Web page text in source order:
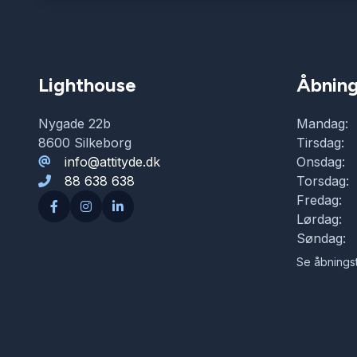
Lighthouse
Nygade 22b
8600 Silkeborg
info@attityde.dk
88 638 638
Mandag:
Tirsdag:
Onsdag:
Torsdag:
Fredag:
Lørdag:
Søndag:
Se